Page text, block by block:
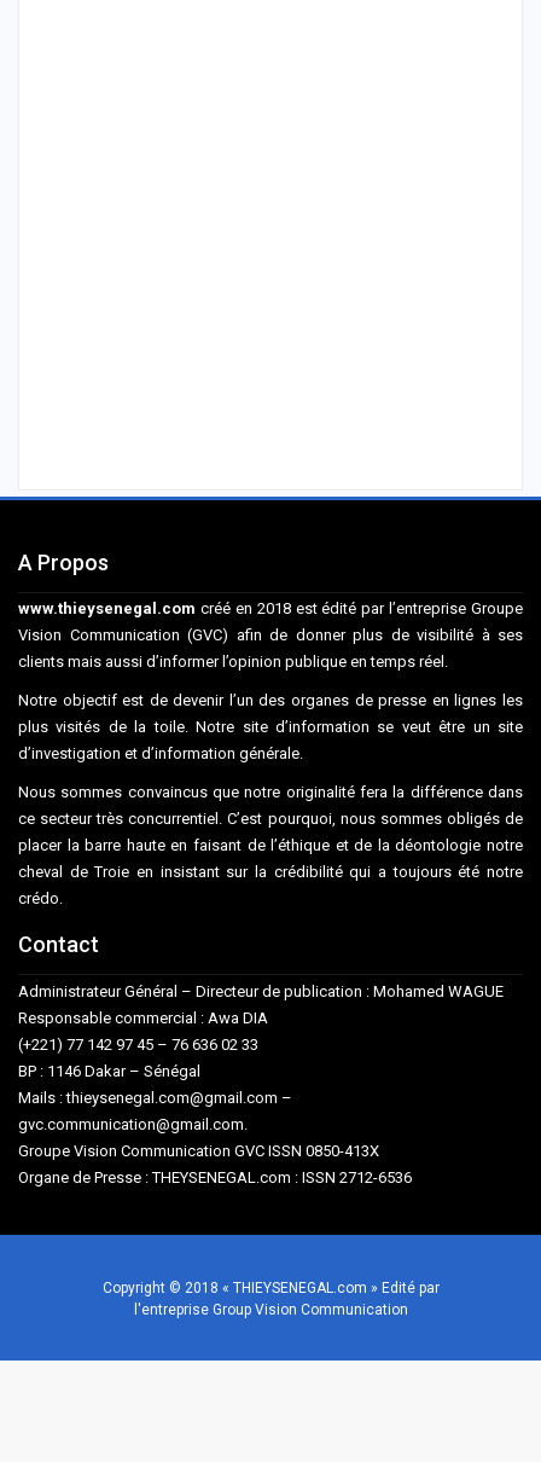
A Propos
www.thieysenegal.com créé en 2018 est édité par l’entreprise Groupe
Vision Communication (GVC) afin de donner plus de visibilité à ses
clients mais aussi d’informer l’opinion publique en temps réel.
Notre objectif est de devenir l’un des organes de presse en lignes les
plus visités de la toile. Notre site d’information se veut être un site
d’investigation et d’information générale.
Nous sommes convaincus que notre originalité fera la différence dans
ce secteur très concurrentiel. C’est pourquoi, nous sommes obligés de
placer la barre haute en faisant de l’éthique et de la déontologie notre
cheval de Troie en insistant sur la crédibilité qui a toujours été notre
crédo.
Contact
Administrateur Général – Directeur de publication : Mohamed WAGUE
Responsable commercial : Awa DIA
(+221) 77 142 97 45 – 76 636 02 33
BP : 1146 Dakar – Sénégal
Mails : thieysenegal.com@gmail.com –
gvc.communication@gmail.com.
Groupe Vision Communication GVC ISSN 0850-413X
Organe de Presse : THEYSENEGAL.com : ISSN 2712-6536
Copyright © 2018 « THIEYSENEGAL.com » Edité par
l'entreprise Group Vision Communication